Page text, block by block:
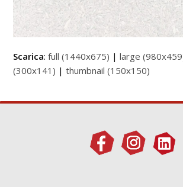
Scarica:full (1440x675) |large
(300x141) |thumbnail (150x150)